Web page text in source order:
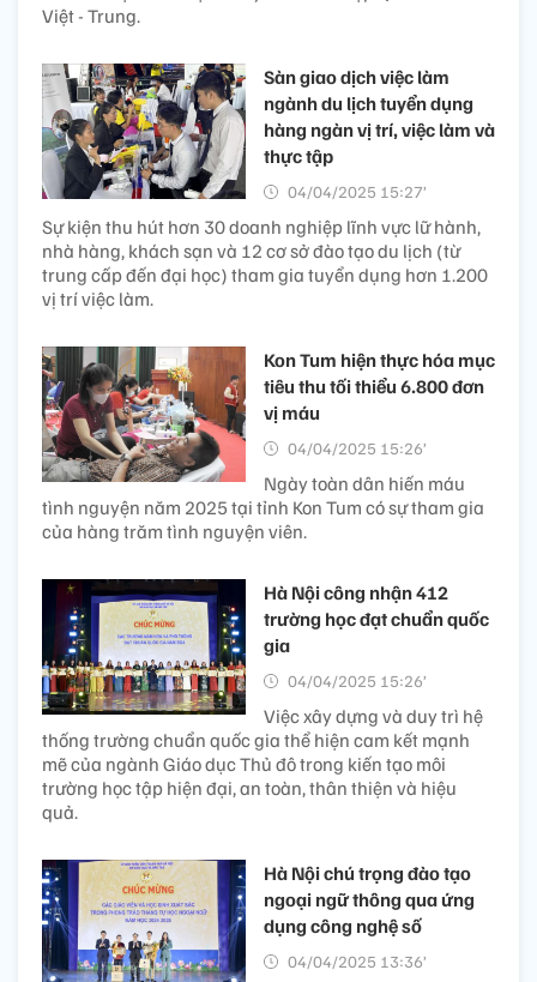
Việt - Trung.
Sàn giao dịch việc làm
ngành du lịch tuyển dụng
hàng ngàn vị trí, việc làm và
thực tập
04/04/2025 15:27’
Sự kiện thu hút hơn 30 doanh nghiệp lĩnh vực lữ hành,
nhà hàng, khách sạn và 12 cơ sở đào tạo du lịch (từ
trung cấp đến đại học) tham gia tuyển dụng hơn 1.200
vị trí việc làm.
Kon Tum hiện thực hóa mục
tiêu thu tối thiểu 6.800 đơn
vị máu
04/04/2025 15:26’
Ngày toàn dân hiến máu
tình nguyện năm 2025 tại tỉnh Kon Tum có sự tham gia
của hàng trăm tình nguyện viên.
Hà Nội công nhận 412
trường học đạt chuẩn quốc
gia
04/04/2025 15:26’
Việc xây dựng và duy trì hệ
thống trường chuẩn quốc gia thể hiện cam kết mạnh
mẽ của ngành Giáo dục Thủ đô trong kiến tạo môi
trường học tập hiện đại, an toàn, thân thiện và hiệu
quả.
Hà Nội chú trọng đào tạo
ngoại ngữ thông qua ứng
dụng công nghệ số
04/04/2025 13:36’